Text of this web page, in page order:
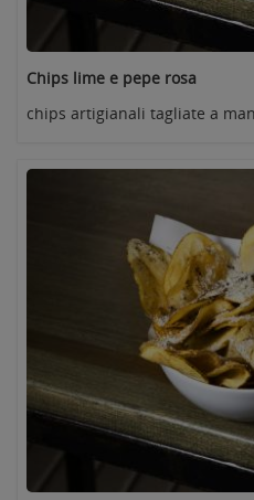
Chips lime e pepe rosa
chips artigianali tagliate a